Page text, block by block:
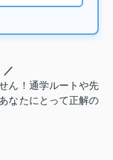
／
ん！通学ルートや先
なたにとって正解の